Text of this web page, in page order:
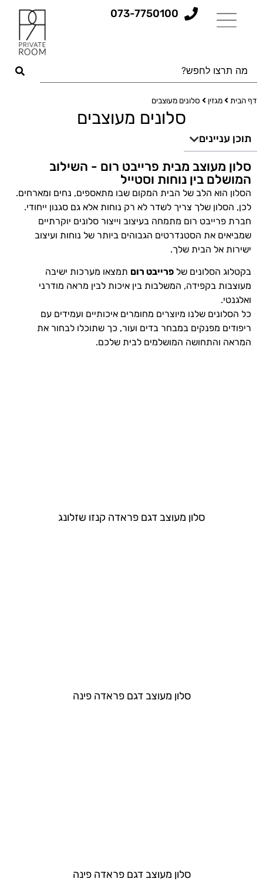
073-7750100
דף הבית מגזין סלונים מעוצבים
סלונים מעוצבים
תוכן עניינים
סלון מעוצב מבית פרייבט רום - השילוב
המושלם בין נוחות וסטייל
הסלון הוא הלב של הבית המקום שבו מתאספים, נחים ומארחים.
לכן, הסלון שלך צריך לשדר לא רק נוחות אלא גם סגנון ייחודי.
חברת פרייבט רום מתמחה בעיצוב וייצור סלונים יוקרתיים
שמביאים את הסטנדרטים הגבוהים ביותר של נוחות ועיצוב
ישירות אל הבית שלך.
בקטלוג הסלונים של פרייבט רום תמצאו מערכות ישיבה
מעוצבות בקפידה, המשלבות בין איכות לבין מראה מודרני
ואלגנטי.
כל הסלונים שלנו מיוצרים מחומרים איכותיים ועמידים עם
ריפודים מפנקים במבחר בדים ועור, כך שתוכלו לבחור את
המראה והתחושה המושלמים לבית שלכם.
סלון מעוצב דגם פראדה קנזו שזלונג​
סלון מעוצב דגם פראדה פינה​
סלון מעוצב דגם פראדה פינה​